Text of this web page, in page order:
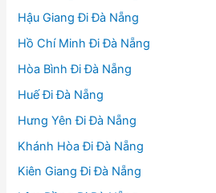
Hậu Giang Đi Đà Nẵng
Hồ Chí Minh Đi Đà Nẵng
Hòa Bình Đi Đà Nẵng
Huế Đi Đà Nẵng
Hưng Yên Đi Đà Nẵng
Khánh Hòa Đi Đà Nẵng
Kiên Giang Đi Đà Nẵng